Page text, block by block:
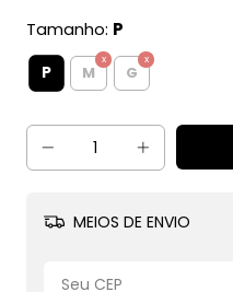
Tamanho: P
P M G
MEIOS DE ENVIO